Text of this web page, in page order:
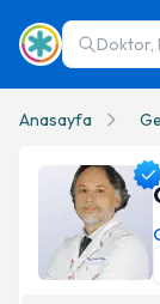
Doktor,
Anasayfa